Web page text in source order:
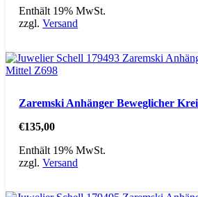
Enthält 19% MwSt.
zzgl.Versand
Zaremski Anhänger Beweglicher
€135,00
Enthält 19% MwSt.
zzgl.Versand